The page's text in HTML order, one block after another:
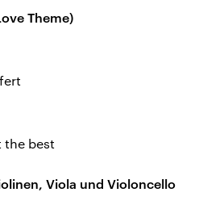
Theme)
the best
Viola und Violoncello